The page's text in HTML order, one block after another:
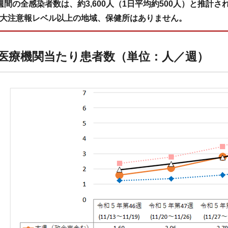
間の全感染者数は、約3,600人（1日平均約500人）と推計さ
注意報レベル以上の地域、保健所はありません。
療機関当たり患者数（単位：人／週）